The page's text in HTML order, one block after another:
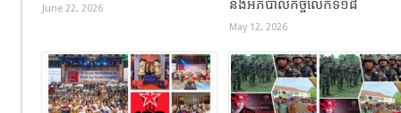
June 22, 2026
និងអភិបាលកិច្ចលើកទី១៨
May 12, 2026